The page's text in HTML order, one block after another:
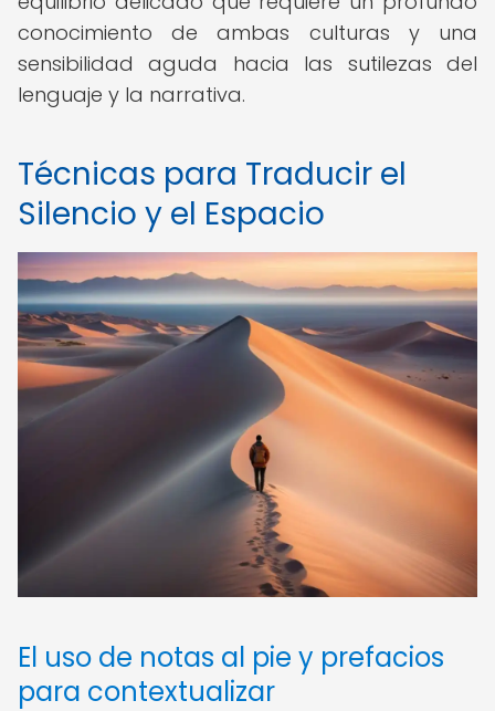
conocimiento de ambas culturas y una
sensibilidad aguda hacia las sutilezas del
lenguaje y la narrativa.
Técnicas para Traducir el
Silencio y el Espacio
El uso de notas al pie y prefacios
para contextualizar